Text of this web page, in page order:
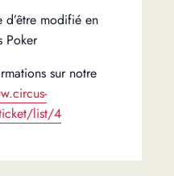
modifié en
Poker
sur notre
list/4